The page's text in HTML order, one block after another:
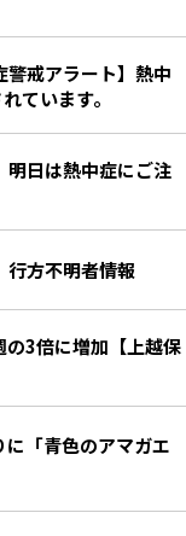
戒アラート】熱中
ています。
明日は熱中症にご注
行方不明者情報
「青色のアマガエ